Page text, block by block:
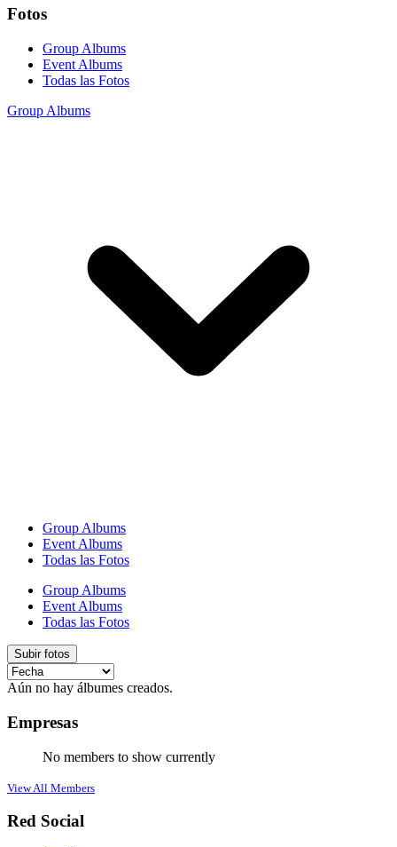
Fotos
Group Albums
Event Albums
Todas las Fotos
Group Albums
Group Albums
Event Albums
Todas las Fotos
Group Albums
Event Albums
Todas las Fotos
Subir fotos
Aún no hay álbumes creados.
Empresas
No members to show currently
View All Members
Red Social